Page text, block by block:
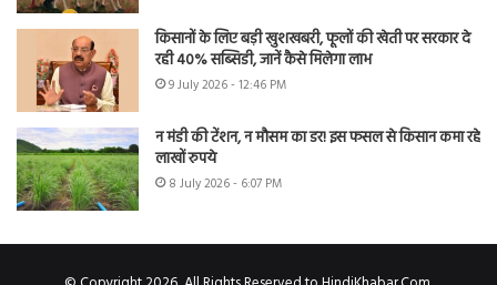
किसानों के लिए बड़ी खुशखबरी, फूलों की खेती पर सरकार दे
रही 40% सब्सिडी, जानें कैसे मिलेगा लाभ
9 July 2026 - 12:46 PM
न मंडी की टेंशन, न मौसम का डर! इस फसल से किसान कमा रहे
लाखों रुपये
8 July 2026 - 6:07 PM